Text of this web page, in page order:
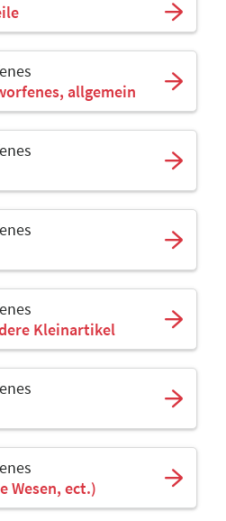
allgemein
Kleinartikel
Wesen, ect.)